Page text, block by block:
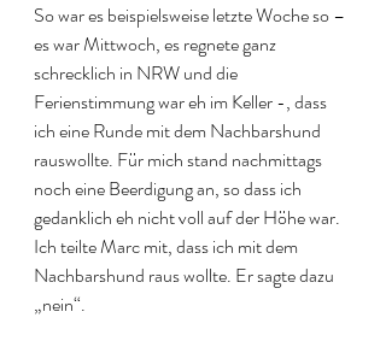
So war es beispielsweise letzte Woche so –
es war Mittwoch, es regnete ganz
schrecklich in NRW und die
Ferienstimmung war eh im Keller -, dass
ich eine Runde mit dem Nachbarshund
rauswollte. Für mich stand nachmittags
noch eine Beerdigung an, so dass ich
gedanklich eh nicht voll auf der Höhe war.
Ich teilte Marc mit, dass ich mit dem
Nachbarshund raus wollte. Er sagte dazu
„nein“.